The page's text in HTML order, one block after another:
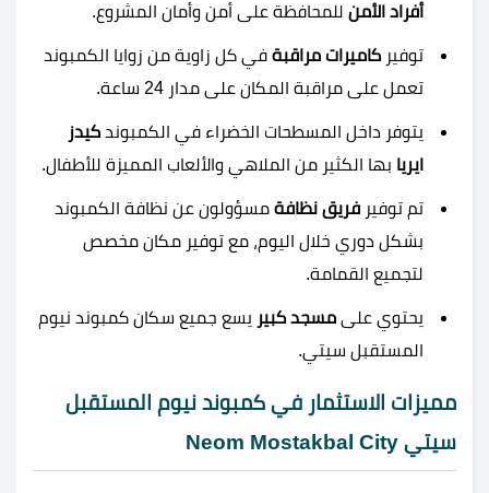
أفراد الأمن للمحافظة على أمن وأمان المشروع.
توفير كاميرات مراقبة في كل زاوية من زوايا الكمبوند
تعمل على مراقبة المكان على مدار 24 ساعة.
يتوفر داخل المسطحات الخضراء في الكمبوند كيدز
ايريا بها الكثير من الملاهي والألعاب المميزة للأطفال.
تم توفير فريق نظافة مسؤولون عن نظافة الكمبوند
بشكل دوري خلال اليوم، مع توفير مكان مخصص
لتجميع القمامة.
يحتوي على مسجد كبير يسع جميع سكان كمبوند نيوم
المستقبل سيتي.
مميزات الاستثمار في كمبوند نيوم المستقبل
سيتي Neom Mostakbal City